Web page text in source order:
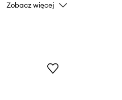
Kod producenta
Marka
Zobacz więcej